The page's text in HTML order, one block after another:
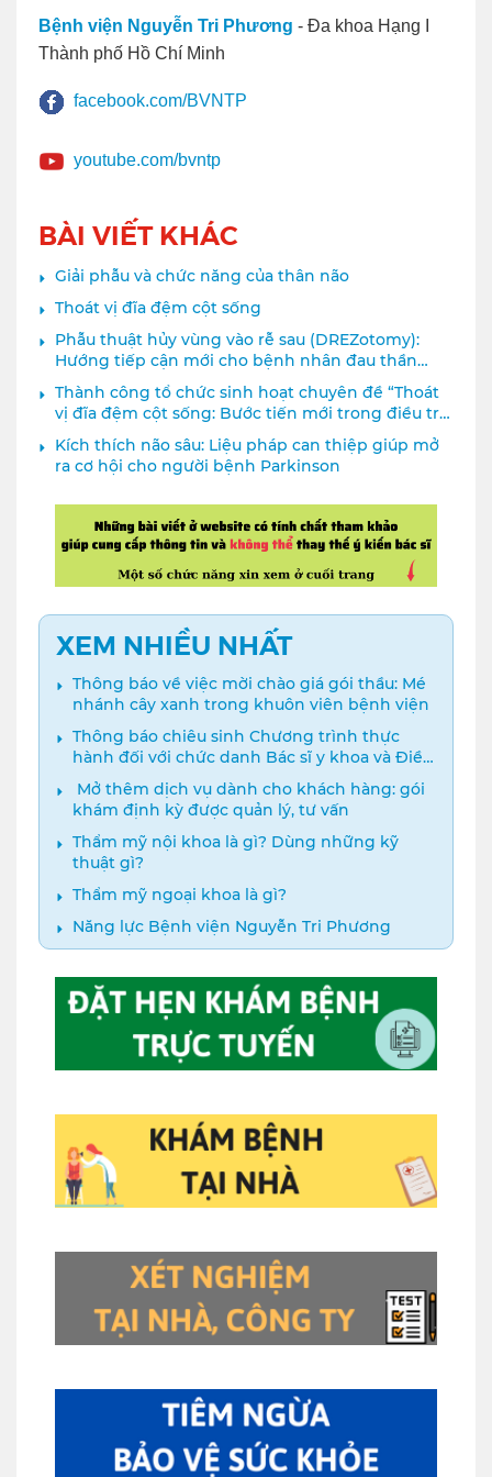
Bệnh viện Nguyễn Tri Phương - Đa khoa Hạng I
Thành phố Hồ Chí Minh
facebook.com/BVNTP
youtube.com/bvntp
BÀI VIẾT KHÁC
Giải phẫu và chức năng của thân não
Thoát vị đĩa đệm cột sống
Phẫu thuật hủy vùng vào rễ sau (DREZotomy):
Hướng tiếp cận mới cho bệnh nhân đau thần
kinh sau chấn thương đám rối cánh tay
Thành công tổ chức sinh hoạt chuyên đề “Thoát
vị đĩa đệm cột sống: Bước tiến mới trong điều trị
Kích thích não sâu: Liệu pháp can thiệp giúp mở
ra cơ hội cho người bệnh Parkinson
XEM NHIỀU NHẤT
Thông báo về việc mời chào giá gói thầu: Mé
nhánh cây xanh trong khuôn viên bệnh viện
Thông báo chiêu sinh Chương trình thực
hành đối với chức danh Bác sĩ y khoa và Điều
dưỡng năm 2024
️ Mở thêm dịch vụ dành cho khách hàng: gói
khám định kỳ được quản lý, tư vấn
Thẩm mỹ nội khoa là gì? Dùng những kỹ
thuật gì?
Thẩm mỹ ngoại khoa là gì?
Năng lực Bệnh viện Nguyễn Tri Phương